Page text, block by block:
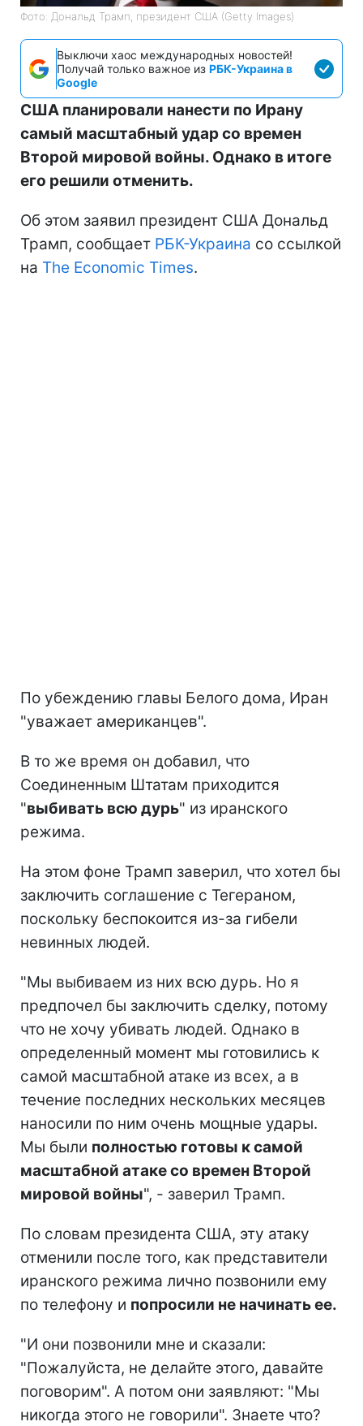
Фото: Дональд Трамп, президент США (Getty Images)
Выключи хаос международных новостей!
Получай только важное из РБК-Украина в
Google
США планировали нанести по Ирану
самый масштабный удар со времен
Второй мировой войны. Однако в итоге
его решили отменить.
Об этом заявил президент США Дональд
Трамп, сообщает РБК-Украина со ссылкой
на The Economic Times.
По убеждению главы Белого дома, Иран
"уважает американцев".
В то же время он добавил, что
Соединенным Штатам приходится
"выбивать всю дурь" из иранского
режима.
На этом фоне Трамп заверил, что хотел бы
заключить соглашение с Тегераном,
поскольку беспокоится из-за гибели
невинных людей.
"Мы выбиваем из них всю дурь. Но я
предпочел бы заключить сделку, потому
что не хочу убивать людей. Однако в
определенный момент мы готовились к
самой масштабной атаке из всех, а в
течение последних нескольких месяцев
наносили по ним очень мощные удары.
Мы были полностью готовы к самой
масштабной атаке со времен Второй
мировой войны", - заверил Трамп.
По словам президента США, эту атаку
отменили после того, как представители
иранского режима лично позвонили ему
по телефону и попросили не начинать ее.
"И они позвонили мне и сказали:
"Пожалуйста, не делайте этого, давайте
поговорим". А потом они заявляют: "Мы
никогда этого не говорили". Знаете что?